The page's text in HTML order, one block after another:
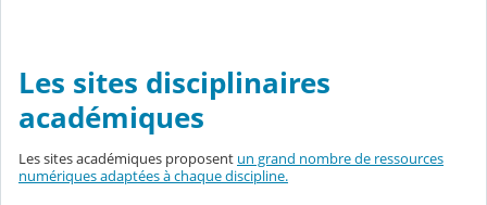
Les sites disciplinaires
académiques
Les sites académiques proposent un grand nombre de ressources
numériques adaptées à chaque discipline.